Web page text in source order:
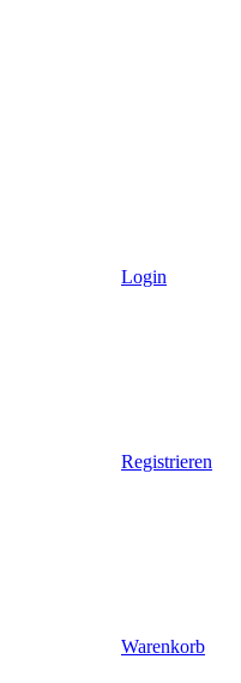
Login
Registrieren
Warenkorb